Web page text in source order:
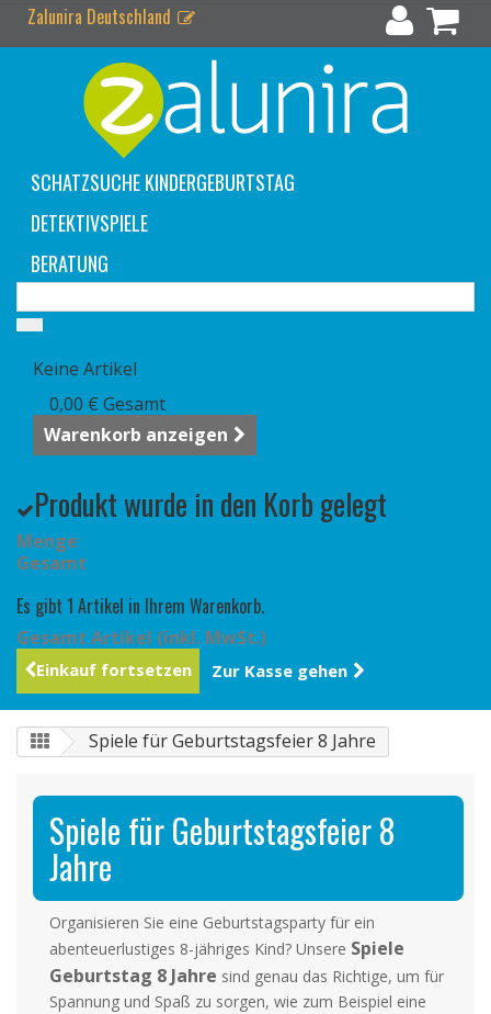
Zalunira Deutschland
SCHATZSUCHE KINDERGEBURTSTAG
DETEKTIVSPIELE
BERATUNG
Keine Artikel
0,00 € Gesamt
Warenkorb anzeigen
Produkt wurde in den Korb gelegt
Menge
Gesamt
Es gibt 1 Artikel in Ihrem Warenkorb.
Gesamt Artikel (inkl. MwSt.)
Einkauf fortsetzen Zur Kasse gehen
Spiele für Geburtstagsfeier 8 Jahre
Spiele für Geburtstagsfeier 8
Jahre
Organisieren Sie eine Geburtstagsparty für ein
abenteuerlustiges 8-jähriges Kind? Unsere Spiele
Geburtstag 8 Jahre sind genau das Richtige, um für
Spannung und Spaß zu sorgen, wie zum Beispiel eine